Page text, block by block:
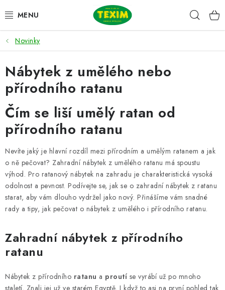
na
ZAHRADNÍ SESTAVY
ŽIDLE
STOLY
LAVICE
LEHÁTKA
POLSTRY
DOPLŇKY
GRILY
VÝPRODEJ
Novinky
Nábytek z umělého nebo
přírodního ratanu
Čím se liší umělý ratan od
přírodního ratanu
Nevíte jaký je hlavní rozdíl mezi přírodním a umělým ratanem a jak
o ně pečovat? Zahradní nábytek z umělého ratanu má spoustu
výhod. Pro ratanový nábytek na zahradu je charakteristická vysoká
odolnost a pevnost. Podívejte se, jak se o zahradní nábytek z ratanu
starat, aby vám dlouho vydržel jako nový. Přinášíme vám snadné
rady a tipy, jak pečovat o nábytek z umělého i přírodního ratanu.
Zahradní nábytek z přírodního
ratanu
Nábytek z přírodního ratanu a proutí se vyrábí už po mnoho
staletí. Znali jej už ve starém Egyptě. I když to asi na první pohled tak